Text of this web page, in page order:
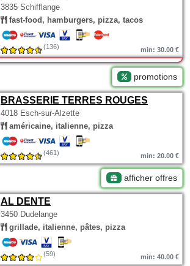
3835 Schifflange
fast-food, hamburgers, pizza, tacos
(136) min: 30.00 €
promotions
BRASSERIE TERRES ROUGES
4018 Esch-sur-Alzette
américaine, italienne, pizza
(461) min: 20.00 €
afficher offres
AL DENTE
3450 Dudelange
grillade, italienne, pâtes, pizza
(59) min: 40.00 €